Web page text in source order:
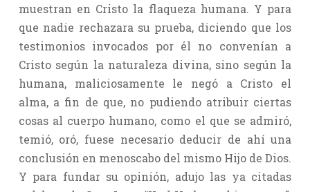
muestran en Cristo la flaqueza humana. Y para
que nadie rechazara su prueba, diciendo que los
testimonios invocados por él no convenían a
Cristo según la naturaleza divina, sino según la
humana, maliciosamente le negó a Cristo el
alma, a fin de que, no pudiendo atribuir ciertas
cosas al cuerpo humano, como el que se admiró,
temió, oró, fuese necesario deducir de ahí una
conclusión en menoscabo del mismo Hijo de Dios.
Y para fundar su opinión, adujo las ya citadas